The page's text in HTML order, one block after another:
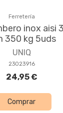
Ferretería
inox aisi
350 kg 5uds
UNIQ
23023916
24,95 €
Comprar